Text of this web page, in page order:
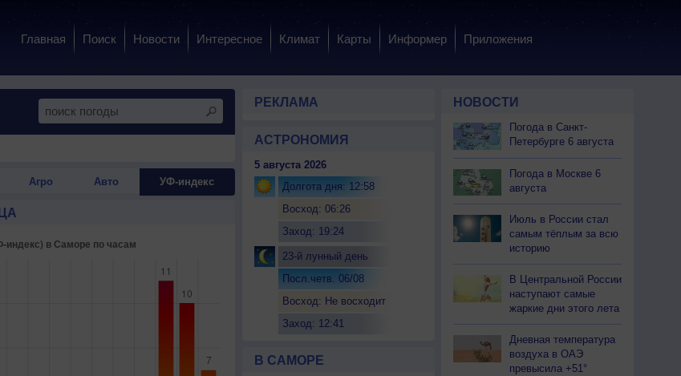
Главная Поиск Новости Интересное Климат Карты Информер Приложения
Агро Авто УФ-индекс
РЕКЛАМА
АСТРОНОМИЯ
5 августа 2026
Долгота дня: 12:58
Восход: 06:26
Заход: 19:24
23-й лунный день
Посл.четв. 06/08
Восход: Не восходит
Заход: 12:41
В САМОРЕ
НОВОСТИ
Погода в Санкт-
Петербурге 6 августа
Погода в Москве 6
августа
Июль в России стал
самым тёплым за всю
историю
В Центральной России
наступают самые
жаркие дни этого лета
Дневная температура
воздуха в ОАЭ
превысила +51°